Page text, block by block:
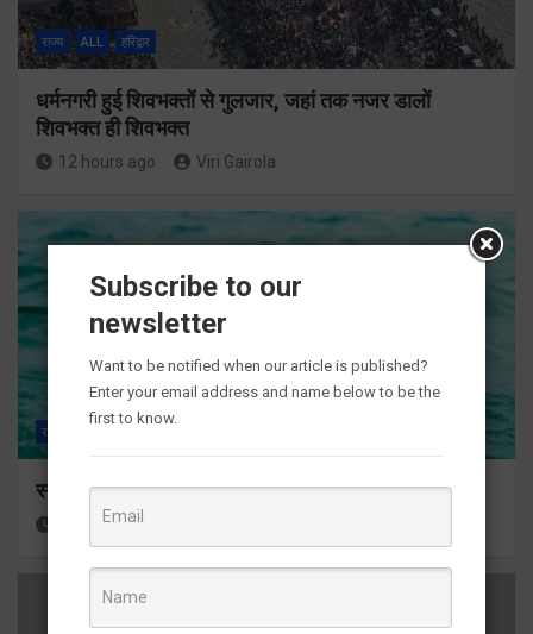
राज्य ALL हरिद्वार
धर्मनगरी हुई शिवभक्तों से गुलजार, जहां तक नजर डालों
शिवभक्त ही शिवभक्त
12 hours ago Viri Gairola
राज्य
स्नान के दौरान कांवडिया तेज बहाव की चपेट में आकर बहा
12 hours ago
Subscribe to our
newsletter
Want to be notified when our article is published?
Enter your email address and name below to be the
first to know.